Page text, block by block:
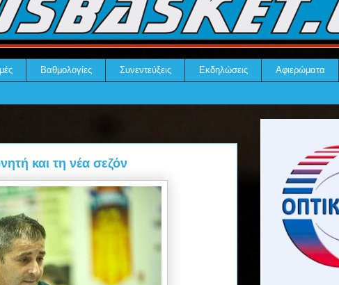
Βαθμολογίες Συνεντεύξεις Εκδηλώσεις Αφιερώματα
και τη νέα σεζόν